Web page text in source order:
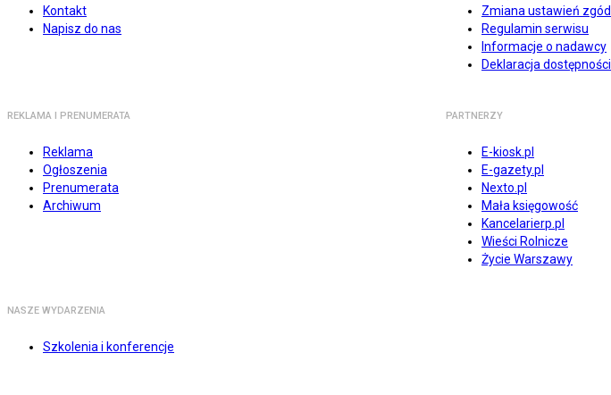
Kontakt
Napisz do nas
Zmiana ustawień zgód
Regulamin serwisu
Informacje o nadawcy
Deklaracja dostępności
REKLAMA I PRENUMERATA
Reklama
Ogłoszenia
Prenumerata
Archiwum
PARTNERZY
E-kiosk.pl
E-gazety.pl
Nexto.pl
Mała księgowość
Kancelarierp.pl
Wieści Rolnicze
Życie Warszawy
NASZE WYDARZENIA
Szkolenia i konferencje